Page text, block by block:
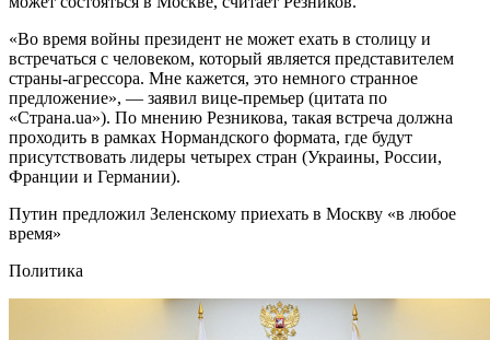
«Во время войны президент не может ехать в столицу и
встречаться с человеком, который является представителем
страны-агрессора. Мне кажется, это немного странное
предложение», — заявил вице-премьер (цитата по
«Страна.ua»). По мнению Резникова, такая встреча должна
проходить в рамках Нормандского формата, где будут
присутствовать лидеры четырех стран (Украины, России,
Франции и Германии).
Путин предложил Зеленскому приехать в Москву «в любое
время»
Политика